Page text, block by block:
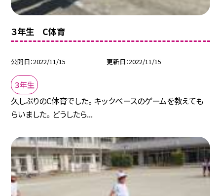
３年生 C体育
公開日 2022/11/15 更新日 2022/11/15
３年生
久しぶりのC体育でした。 キックベースのゲームを教えても
らいました。 どうしたら...